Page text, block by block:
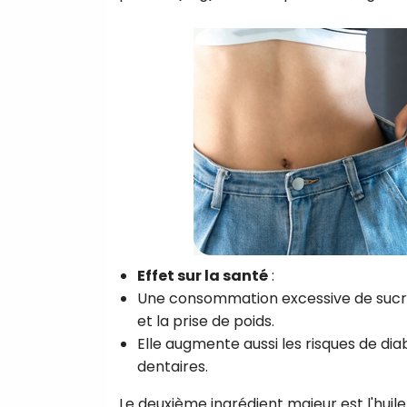
Effet sur la santé:
Une consommation excessive de
et la prise de poids.
Elle augmente aussi les risques de
dentaires.